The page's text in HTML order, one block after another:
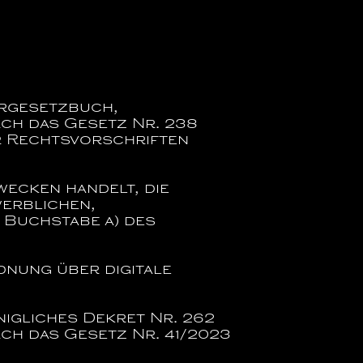
das Gesetz Nr. 238
Rechtsvorschriften
handelt, die
a) des
über digitale
Dekret Nr. 262
das Gesetz Nr. 41/2023